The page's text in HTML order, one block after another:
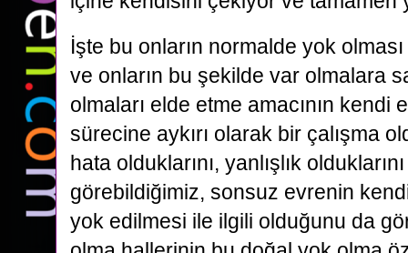
İşte bu onların normalde yok
ve onların bu şekilde var olmalara
olmaları elde etme amacının kendi
sürecine aykırı olarak bir çalışma
hata olduklarını, yanlışlık
görebildiğimiz, sonsuz evrenin kendi
yok edilmesi ile ilgili olduğunu da